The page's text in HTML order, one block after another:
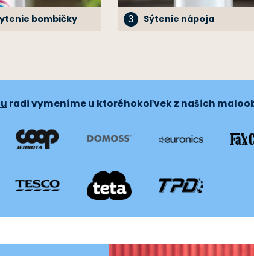
bombičky 3 Sýtenie nápoja
radi vymeníme u ktoréhokoľvek z našich